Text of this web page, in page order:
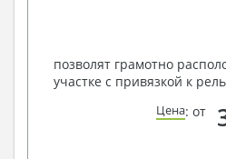
позволят грамотно
участке с привязкой к
Цена: от